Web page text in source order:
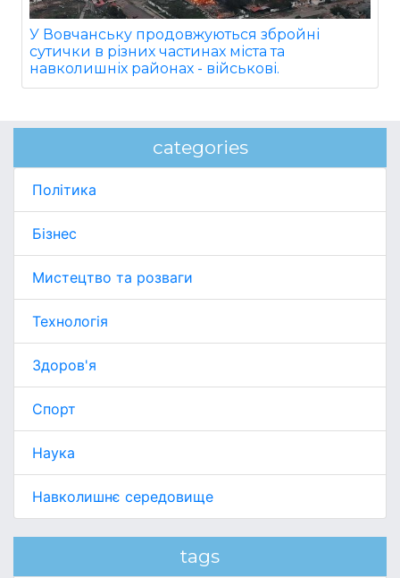
У Вовчанську продовжуються збройні
сутички в різних частинах міста та
навколишніх районах - військові.
categories
Політика
Бізнес
Мистецтво та розваги
Технологія
Здоров'я
Спорт
Наука
Навколишнє середовище
tags